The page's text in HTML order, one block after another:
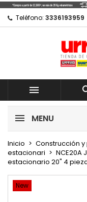
Teléfono: 3336193959

MENU
Inicio Construcción y
estacionari
NCE20A
estacionario 20" 4
New
Mi lista de
Crear nueva
Crear lista
Nombre de la
Iniciar
Debe iniciar
lista de deseos.